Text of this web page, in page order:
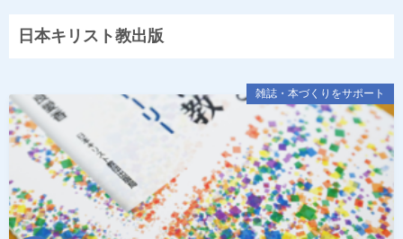
ッ
プ
日本キリスト教出版
雑誌・本づくりをサポート